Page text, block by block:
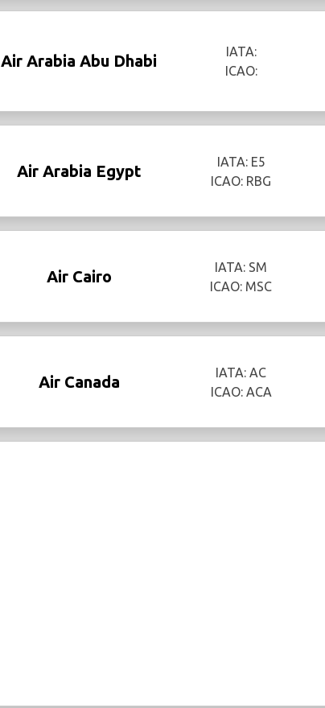
Air Arabia Abu Dhabi
IATA:
ICAO:
Air Arabia Egypt
IATA: E5
ICAO: RBG
Air Cairo
IATA: SM
ICAO: MSC
Air Canada
IATA: AC
ICAO: ACA